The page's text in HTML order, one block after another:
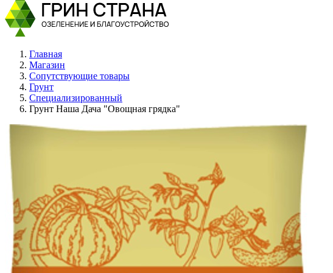
Главная
Магазин
Сопутствующие товары
Грунт
Специализированный
Грунт Наша Дача "Овощная грядка"